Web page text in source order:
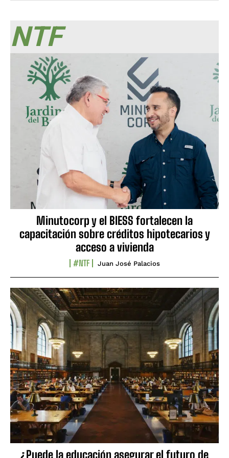
NTF
Minutocorp y el BIESS fortalecen la
capacitación sobre créditos hipotecarios y
acceso a vivienda
#NTF Juan José Palacios
¿Puede la educación asegurar el futuro de